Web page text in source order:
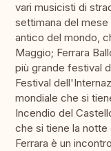
vari musicisti di
settimana del mese
antico del mondo,
Maggio; Ferrara
più grande festival
Festival
mondiale che si
Incendio del
che si tiene la notte
Ferrara è un